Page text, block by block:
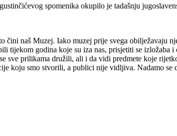
spomenika okupilo je tadašnju
naš Muzej. Iako muzej prije svega obilježavaju
tijekom godina koje su iza nas, prisjetiti se izložaba
sve prilikama družili, ali i da vidi predmete koje
koju smo stvorili, a publici nije vidljiva. Nadamo se